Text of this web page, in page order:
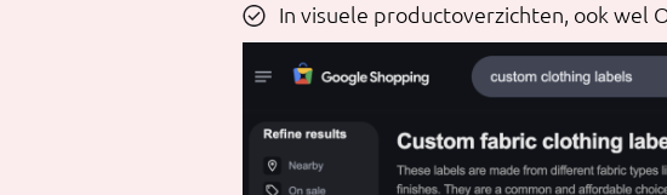
In visuele productoverzichten, ook wel